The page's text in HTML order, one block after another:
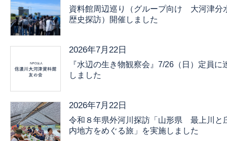
資料館周辺巡り（グループ向け 大河津分
歴史探訪）開催しました
2026年7月22日
『水辺の生き物観察会』7/26（日）定員に
しました
2026年7月22日
令和８年県外河川探訪「山形県 最上川と
内地方をめぐる旅」を実施しました